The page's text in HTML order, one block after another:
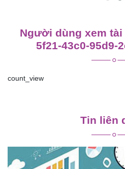
Người dùng xem tài
5f21-43c0-95d9-
count_view
viết
Tin liên